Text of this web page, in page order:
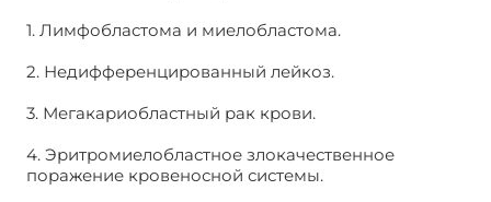
1. Лимфобластома и миелобластома.
2. Недифференцированный лейкоз.
3. Мегакариобластный рак крови.
4. Эритромиелобластное злокачественное
поражение кровеносной системы.